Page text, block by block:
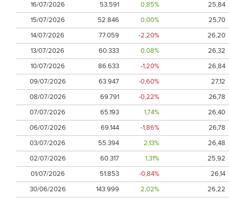
16/07/2026
53.591 0,85%
25,84
15/07/2026
52.846 0,00%
25,70
14/07/2026
77.059 -2,20%
26,20
13/07/2026
60.333 0,08%
26,32
10/07/2026
86.633 -1,20%
26,84
09/07/2026
63.947 -0,60%
27,12
08/07/2026
69.791 -0,22%
26,78
07/07/2026
65.193 1,74%
26,40
06/07/2026
69.144 -1,86%
26,78
03/07/2026
55.394 2,13%
26,48
02/07/2026
60.317 1,31%
25,92
01/07/2026
51.853 -0,84%
26,14
30/06/2026
143.999 2,02%
26,22